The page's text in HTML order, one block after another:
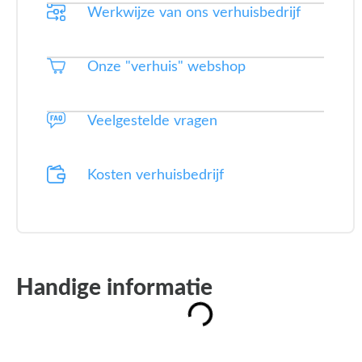
Werkwijze van ons verhuisbedrijf
Onze "verhuis" webshop
Veelgestelde vragen
Kosten verhuisbedrijf
Handige informatie